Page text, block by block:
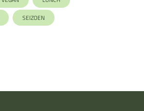
SEIZOEN